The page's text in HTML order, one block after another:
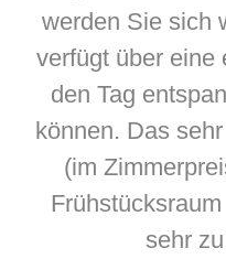
werden Sie sich
verfügt über eine
den Tag
können. Das
(im
sehr